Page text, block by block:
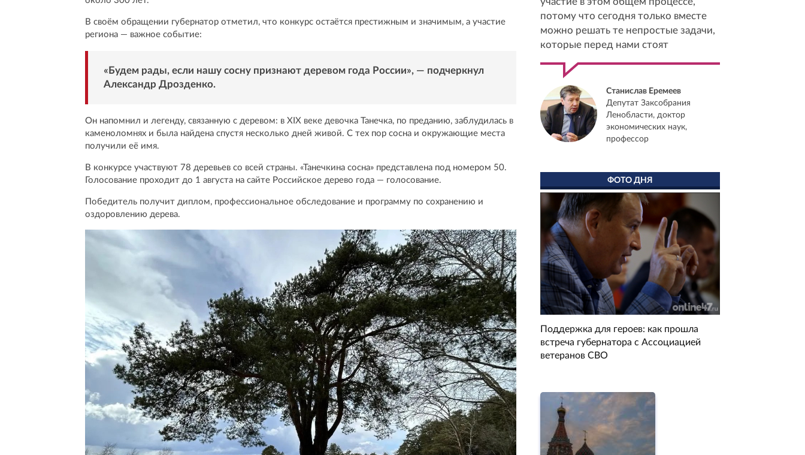
В своём обращении губернатор отметил, что конкурс остаётся престижным и значимым, а участие
региона — важное событие:
«Будем рады, если нашу сосну признают деревом года России», — подчеркнул
Александр Дрозденко.
Он напомнил и легенду, связанную с деревом: в XIX веке девочка Танечка, по преданию, заблудилась в
каменоломнях и была найдена спустя несколько дней живой. С тех пор сосна и окружающие места
получили её имя.
В конкурсе участвуют 78 деревьев со всей страны. «Танечкина сосна» представлена под номером 50.
Голосование проходит до 1 августа на сайте Российское дерево года — голосование.
Победитель получит диплом, профессиональное обследование и программу по сохранению и
оздоровлению дерева.
потому что сегодня только вместе
можно решать те непростые задачи,
которые перед нами стоят
Станислав Еремеев
Депутат Заксобрания
Ленобласти, доктор
экономических наук,
профессор
ФОТО ДНЯ
Поддержка для героев: как прошла
встреча губернатора с Ассоциацией
ветеранов СВО